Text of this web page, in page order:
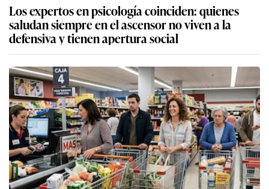
Los expertos en psicología coinciden: quienes
saludan siempre en el ascensor no viven a la
defensiva y tienen apertura social